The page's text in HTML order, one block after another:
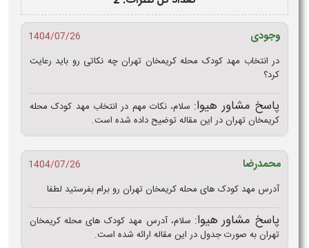
وجودی
1404/07/26
در انتخاب مهد کودک محله کریمخان تهران چه نکاتی رو باید رعایت
کرد؟
پاسخ مشاور هیوا: سلام، نکات مهم در انتخاب مهد کودک محله
کریمخان تهران در این مقاله توضیح داده شده است.
محمدرضا
1404/07/26
آدرس مهد کودک های محله کریمخان تهران رو برام بفرستید لطفا
پاسخ مشاور هیوا: سلام، آدرس مهد کودک های محله کریمخان
تهران به صورت جدول در این مقاله ارائه شده است.